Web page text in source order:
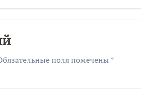
поля помечены *